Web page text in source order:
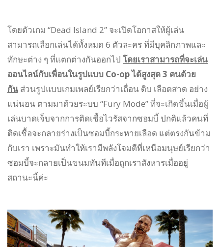
โดยตัวเกม “Dead Island 2” จะเปิดโอกาสให้ผู้เล่น
สามารถเลือกเล่นได้ทั้งหมด 6 ตัวละคร ที่มีบุคลิกภาพและ
ทักษะต่าง ๆ ที่แตกต่างกันออกไป โดยเราสามารถที่จะเล่น
ออนไลน์กับเพื่อนในรูปแบบ Co-op ได้สูงสุด 3 คนด้วย
กัน ส่วนรูปแบบเกมเพลย์เรียกว่าเถื่อน ดิบ เลือดสาด อย่าง
แน่นอน ตามมาด้วยระบบ “Fury Mode” ที่จะเกิดขึ้นเมื่อผู้
เล่นบาดเจ็บจากการติดเชื้อไวรัสจากซอมบี้ ปกติแล้วคนที่
ติดเชื้อจะกลายร่างเป็นซอมบี้กระหายเลือด แต่ตรงกันข้าม
กับเรา เพราะมันทำให้เรามีพลังโจมตีที่เหนือมนุษย์เรียกว่า
ซอมบี้จะกลายเป็นขนมทันทีเมื่อถูกเราสังหารเมื่ออยู่
สถานะนี้ค่ะ